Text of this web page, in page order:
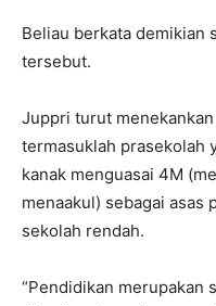
Beliau berkata demikian
tersebut.
Juppri turut
termasuklah prasekolah
kanak menguasai 4M
menaakul) sebagai asas
sekolah rendah.
“Pendidikan merupakan